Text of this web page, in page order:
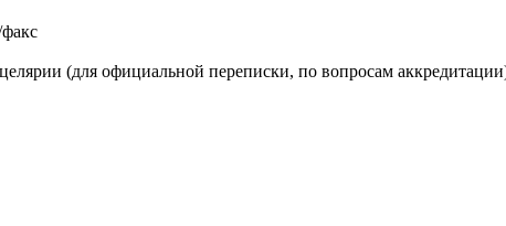
(для официальной переписки, по вопросам